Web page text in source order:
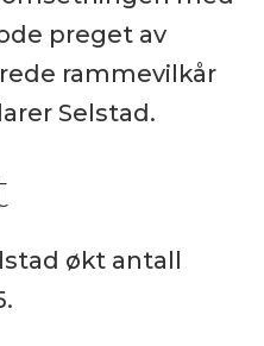
preget av
rammevilkår
Selstad.
økt antall